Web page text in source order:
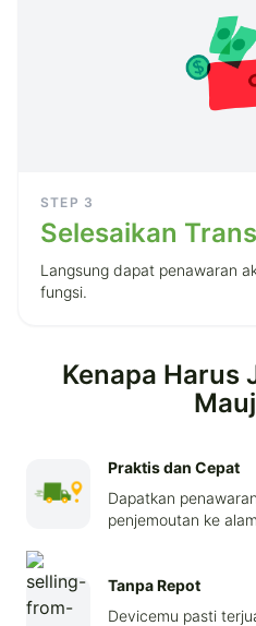
STEP 3
Selesaikan
Langsung dapat penawaran
fungsi.
Kenapa Harus
Praktis dan Cepat
Dapatkan
penjemoutan ke
Tanpa Repot
Devicemu pasti